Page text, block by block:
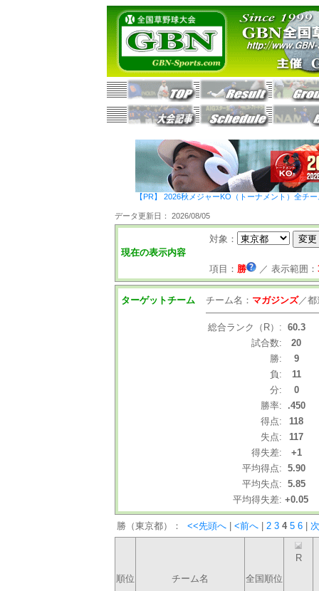
【PR】 2026秋メジャーKO（トーナメント）全チ
データ更新日： 2026/08/05
現在の表示内容
対象：
項目： 勝 ／ 表示範囲：
ターゲットチーム チーム名： マガジンズ／都
総合ランク（R）: 60.3
試合数:
20
勝:
9
負:
11
分:
0
勝率:
.450
得点:
118
失点:
117
得失差:
+1
平均得点: 5.90
平均失点: 5.85
平均得失差: +0.05
勝（東京都）： <<先頭へ <前へ 2 3 4 5 6
順位 チーム名 全国順位
R